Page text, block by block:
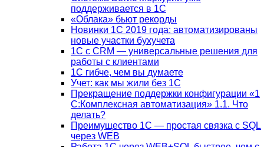
поддерживается в 1С
«Облака» бьют рекорды
Новинки 1С 2019 года: автоматизированы
новые участки бухучета
1С с CRM — универсальные решения для
работы с клиентами
1С гибче, чем вы думаете
Учет: как мы жили без 1С
Прекращение поддержки конфигурации «1
С:Комплексная автоматизация» 1.1. Что
делать?
Преимущество 1С — простая связка с SQL
через WEB